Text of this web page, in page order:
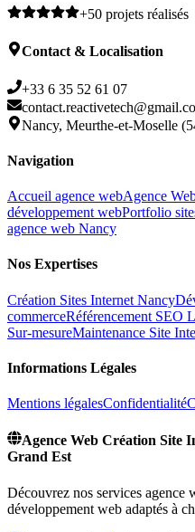
+50 projets réalisés
Contact & Localisation
+33 6 35 52 61 07
Nancy, Meurthe-et-Moselle
Navigation
Accueil agence webAgence
développement webPortfolio
agence web Nancy
Nos Expertises
Création Sites Internet Nancy
commerceRéférencement SEO
Sur-mesureMaintenance Site
Informations Légales
Mentions légalesConfidentialité
Agence Web Création Site
Grand Est
Découvrez nos services agence
développement web adaptés à